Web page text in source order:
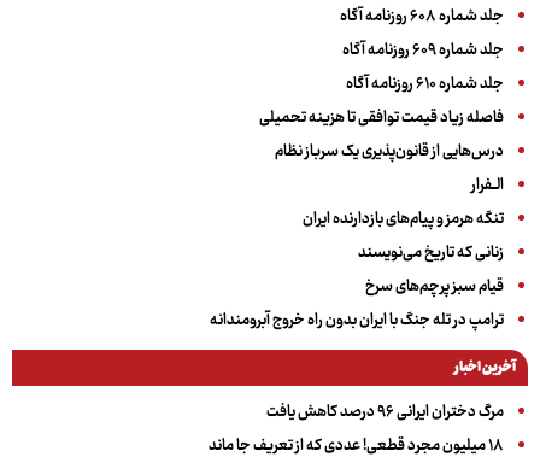
جلد شماره ۶۰۸ روزنامه آگاه
جلد شماره ۶۰۹ روزنامه آگاه
جلد شماره ۶۱۰ روزنامه آگاه
فاصله زیاد قیمت توافقی تا هزینه تحمیلی
درس‌هایی از قانون‌پذیری یک سرباز نظام
الــفرار
تنگه هرمز و پیام‌های بازدارنده ایران
زنانی که تاریخ می‌نویسند
قیام سبز پرچم‌های سرخ
ترامپ در تله جنگ با ایران بدون راه خروج آبرومندانه
آخرین اخبار
مرگ دختران ایرانی ۹۶ درصد کاهش یافت
۱۸ میلیون مجرد قطعی! عددی که از تعریف جا ماند